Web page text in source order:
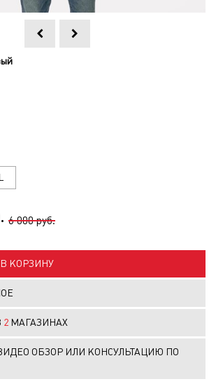
6 000 руб.
КОРЗИНУ
2 МАГАЗИНАХ
ОБЗОР ИЛИ КОНСУЛЬТАЦИЮ ПО